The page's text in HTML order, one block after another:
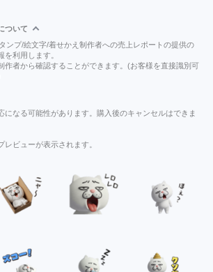
ついて
ンプ/絵文字/着せかえ制作者への売上レポートの提供の
を利用します。
作者から確認することができます。(お客様を直接識別可
になる可能性があります。購入後のキャンセルはできま
レビューが表示されます。